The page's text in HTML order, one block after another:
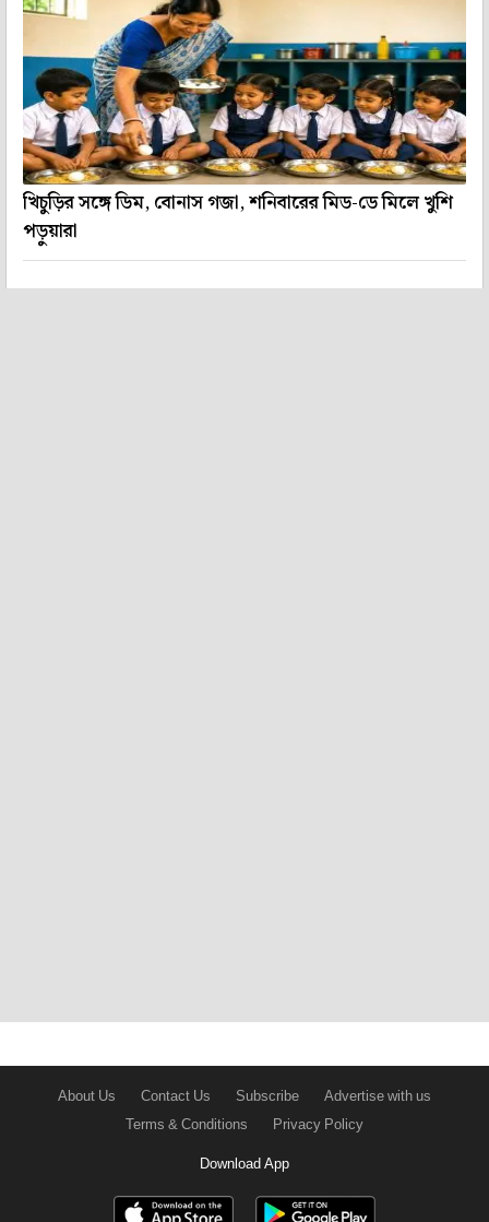
খিচুড়ির সঙ্গে ডিম, বোনাস গজা, শনিবারের মিড-ডে মিলে খুশি
পড়ুয়ারা
About Us Contact Us Subscribe
Advertise with us
Terms & Conditions
Privacy Policy
Download App